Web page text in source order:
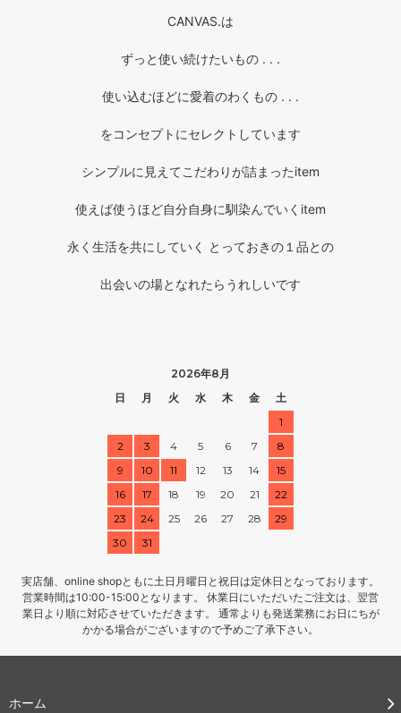
CANVAS.は
ずっと使い続けたいもの . . .
使い込むほどに愛着のわくもの . . .
をコンセプトにセレクトしています
シンプルに見えてこだわりが詰まったitem
使えば使うほど自分自身に馴染んでいくitem
永く生活を共にしていく とっておきの１品との
出会いの場となれたらうれしいです
2026年8月
日
月 火 水 木 金
土
1
2
3 4 5 6 7
8
9
10 11 12 13 14
15
16
17 18 19 20 21
22
23
24 25 26 27 28
29
30
31
実店舗、online shopともに土日月曜日と祝日は定休日となっております。
営業時間は10:00-15:00となります。 休業日にいただいたご注文は、翌営
業日より順に対応させていただきます。 通常よりも発送業務にお日にちが
かかる場合がございますので予めご了承下さい。
ホーム